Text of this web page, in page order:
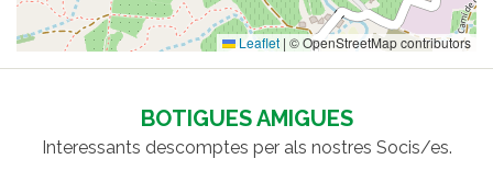
Leaflet | © OpenStreetMap contributors
BOTIGUES AMIGUES
Interessants descomptes per als nostres Socis/es.